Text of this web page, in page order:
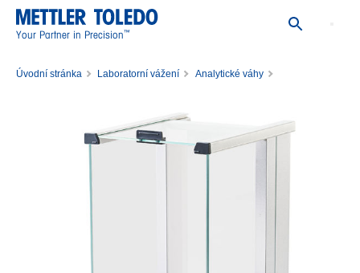
Your Partner in Precision™
Úvodní stránka Laboratorní vážení
Analytické váhy